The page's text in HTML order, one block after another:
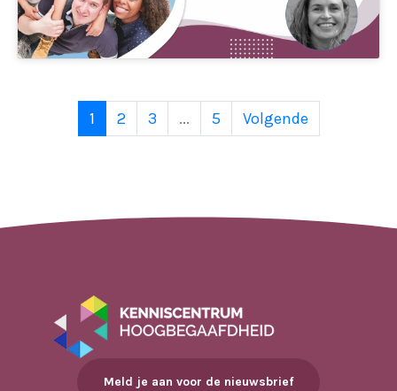
1 2 3 ... 5 Volgende
Meld je aan voor de nieuwsbrief